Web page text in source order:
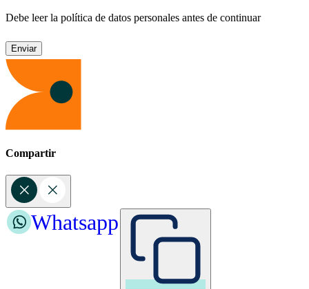
Debe leer la política de datos personales antes de continuar
Compartir
Whatsapp